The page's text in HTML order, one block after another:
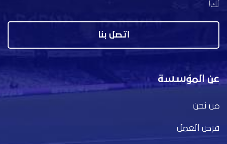
لك!
اتصل بنا
عن المؤسسة
من نحن
فرص العمل